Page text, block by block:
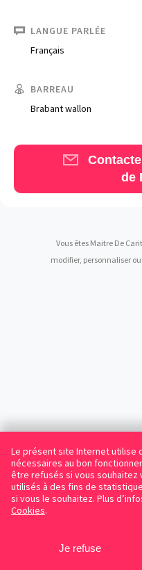
Qui
Une start-up
Le présent site Internet utilise
nécessaires au bon
être refusés si vous souhaitez
utilisés à des fins de
si vous le souhaitez. Plus
Cookies.
Je refuse
LANGUE PARLÉE
Français
BARREAU
Brabant wallon
de
Vous êtes Maitre De
modifier, personnaliser